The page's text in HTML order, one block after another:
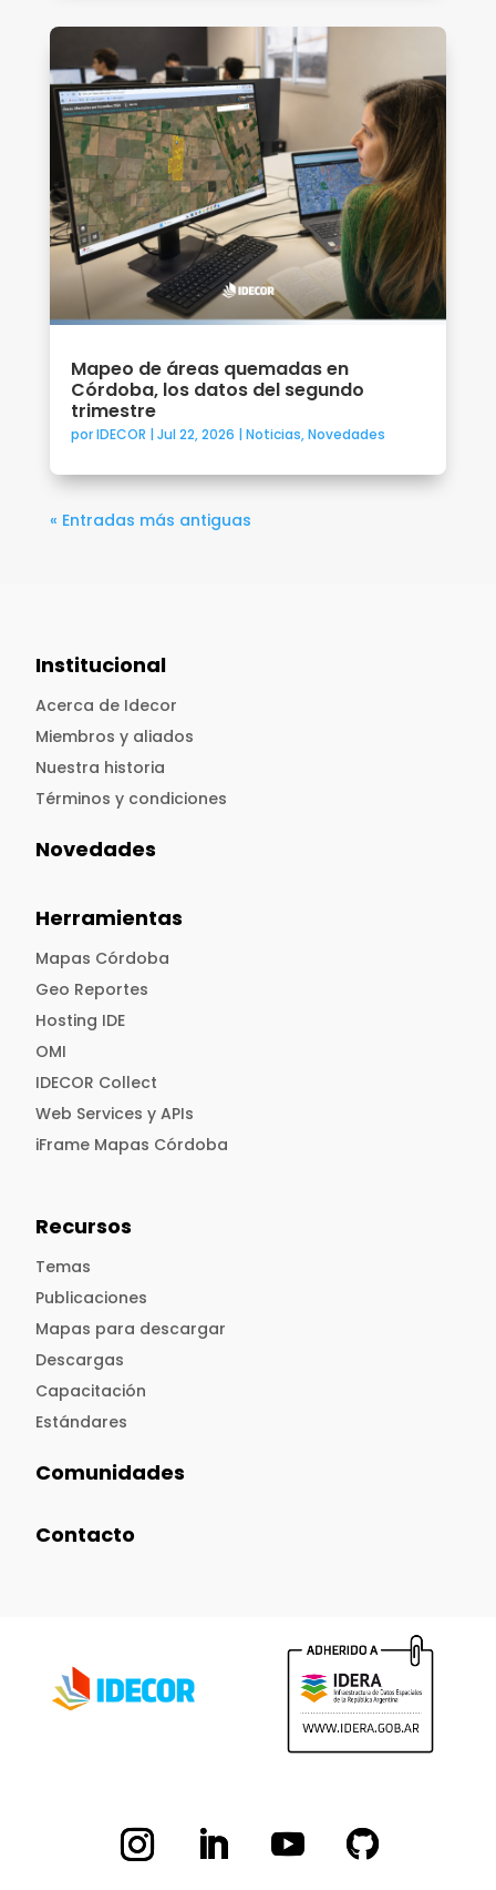
Mapeo de áreas quemadas en
Córdoba, los datos del segundo
trimestre
porIDECOR | Jul 22, 2026 | Noticias,Novedades
« Entradas más antiguas
Institucional
Acerca de Idecor
Miembros y aliados
Nuestra historia
Términos y condiciones
Novedades
Herramientas
Mapas Córdoba
Geo Reportes
Hosting IDE
OMI
IDECOR Collect
Web Services y APIs
iFrame Mapas Córdoba
Recursos
Temas
Publicaciones
Mapas para descargar
Descargas
Capacitación
Estándares
Comunidades
Contacto